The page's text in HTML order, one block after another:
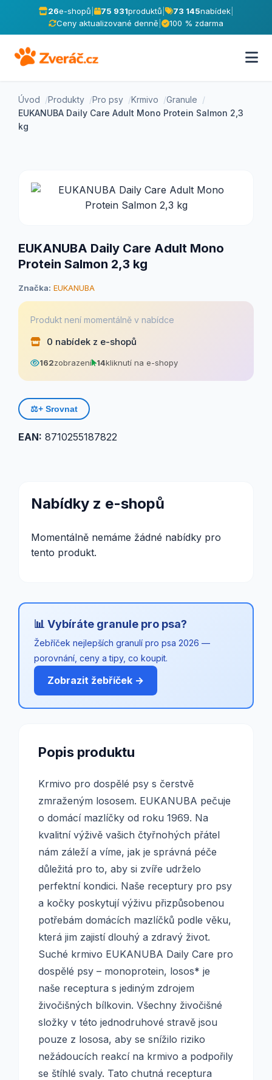
26e-shopů 75 931produktů 73 145nabídek|
Ceny aktualizované denně
100 % zdarma
Úvod Produkty Pro psy Krmivo
Granule
EUKANUBA Daily Care Adult Mono Protein Salmon 2,3
kg
EUKANUBA Daily Care Adult Mono
Protein Salmon 2,3 kg
Značka: EUKANUBA
Produkt není momentálně v nabídce
0 nabídek z e-shopů
162zobrazení 14kliknutí na e-shopy
⚖️+ Srovnat
EAN: 8710255187822
Nabídky z e-shopů
Momentálně nemáme žádné nabídky pro
tento produkt.
📊 Vybíráte granule pro psa?
Žebříček nejlepších granulí pro psa 2026 —
porovnání, ceny a tipy, co koupit.
Zobrazit žebříček →
Popis produktu
Krmivo pro dospělé psy s čerstvě
zmraženým lososem. EUKANUBA pečuje
o domácí mazlíčky od roku 1969. Na
kvalitní výživě vašich čtyřnohých přátel
nám záleží a víme, jak je správná péče
důležitá pro to, aby si zvíře udrželo
perfektní kondici. Naše receptury pro psy
a kočky poskytují výživu přizpůsobenou
potřebám domácích mazlíčků podle věku,
která jim zajistí dlouhý a zdravý život.
Suché krmivo EUKANUBA Daily Care pro
dospělé psy – monoprotein, losos* je
naše receptura s jediným zdrojem
živočišných bílkovin. Všechny živočišné
složky v této jednodruhové stravě jsou
pouze z lososa, aby se snížilo riziko
nežádoucích reakcí na krmivo a podpořily
se štíhlé svaly. Tato chutná receptura